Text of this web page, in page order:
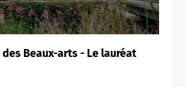
des Beaux-arts - Le lauréat